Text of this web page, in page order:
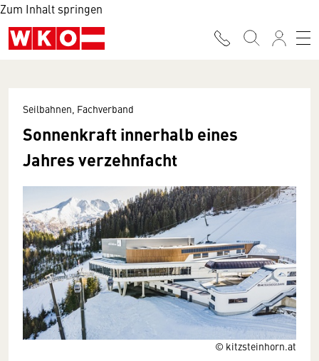
Zum Inhalt springen
© kitzsteinhorn.at
Seilbahnen, Fachverband
Sonnenkraft innerhalb eines
Jahres verzehnfacht